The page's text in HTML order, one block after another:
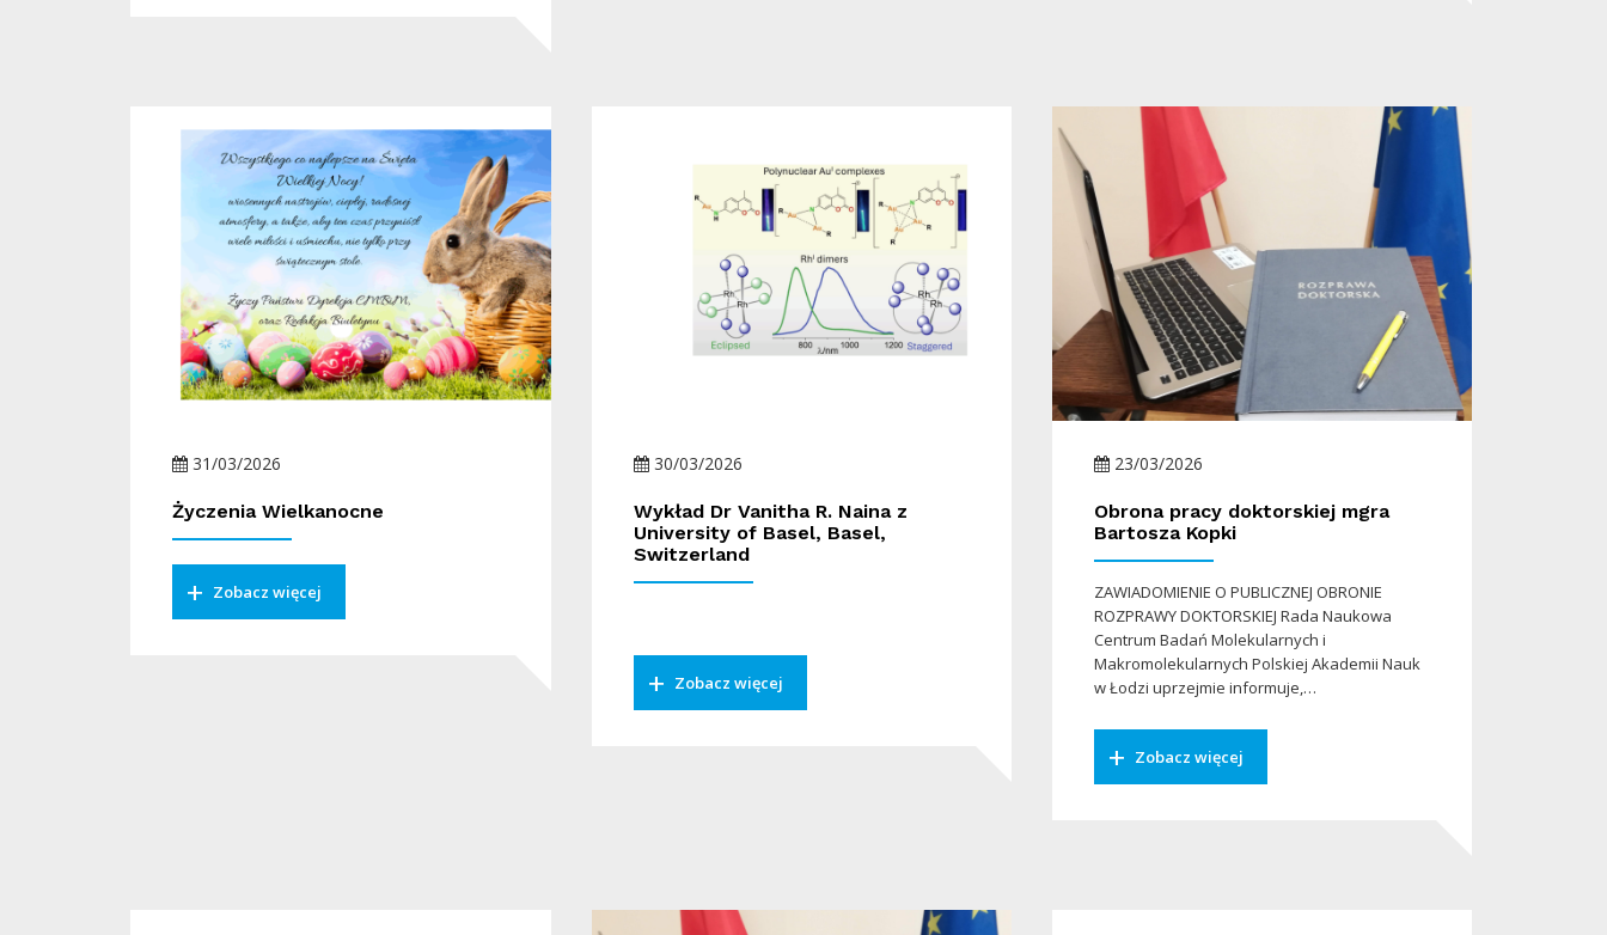
31/03/2026
Życzenia Wielkanocne
Zobacz więcej
30/03/2026
Wykład Dr Vanitha R. Naina z
University of Basel, Basel,
Switzerland
Zobacz więcej
23/03/2026
Obrona pracy doktorskiej mgra
Bartosza Kopki
ZAWIADOMIENIE O PUBLICZNEJ OBRONIE
ROZPRAWY DOKTORSKIEJ Rada Naukowa
Centrum Badań Molekularnych i
Makromolekularnych Polskiej Akademii Nauk
w Łodzi uprzejmie informuje,…
Zobacz więcej